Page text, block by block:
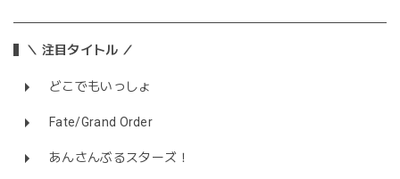
＼ 注目タイトル ／
どこでもいっしょ
Fate/Grand Order
あんさんぶるスターズ！